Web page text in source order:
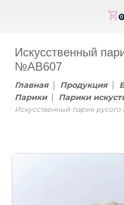
shopping_cart0
Искусственный
№AB607
Главная Продукция
Парики
Парики
Искусственный парик